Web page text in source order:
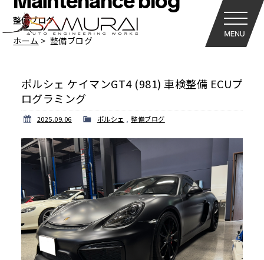
整備ブログ
ホーム 整備ブログ
ポルシェ ケイマンGT4 (981) 車検整備 ECUプ
ログラミング
2025.09.06 ポルシェ ,整備ブログ